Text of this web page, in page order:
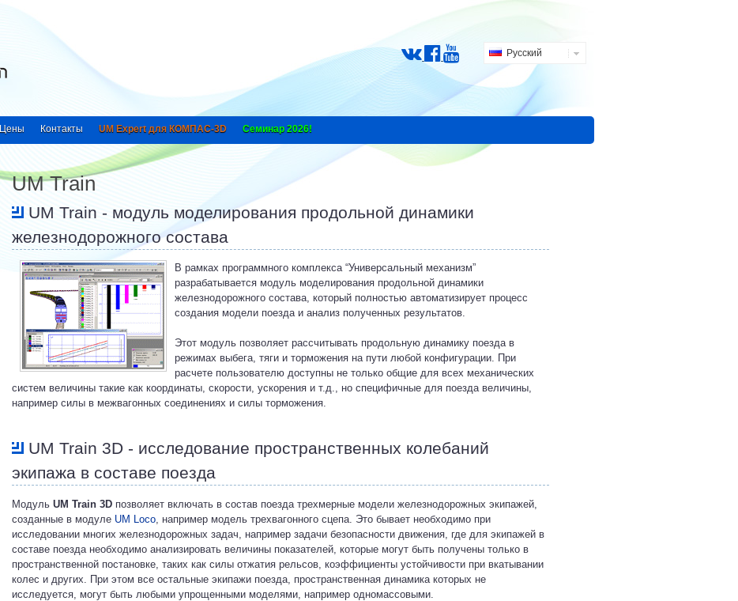
Русский
Цены Контакты UM Expert для КОМПАС-3D Семинар 2026!
UM Train
UM Train - модуль моделирования продольной динамики
железнодорожного состава
В рамках программного комплекса “Универсальный механизм”
разрабатывается модуль моделирования продольной динамики
железнодорожного состава, который полностью автоматизирует процесс
создания модели поезда и анализ полученных результатов.
Этот модуль позволяет рассчитывать продольную динамику поезда в
режимах выбега, тяги и торможения на пути любой конфигурации. При
расчете пользователю доступны не только общие для всех механических
систем величины такие как координаты, скорости, ускорения и т.д., но специфичные для поезда величины,
например силы в межвагонных соединениях и силы торможения.
UM Train 3D - исследование пространственных колебаний
экипажа в составе поезда
Модуль UM Train 3D позволяет включать в состав поезда трехмерные модели железнодорожных экипажей,
созданные в модуле UM Loco , например модель трехвагонного сцепа. Это бывает необходимо при
исследовании многих железнодорожных задач, например задачи безопасности движения, где для экипажей в
составе поезда необходимо анализировать величины показателей, которые могут быть получены только в
пространственной постановке, таких как силы отжатия рельсов, коэффициенты устойчивости при вкатывании
колес и других. При этом все остальные экипажи поезда, пространственная динамика которых не
исследуется, могут быть любыми упрощенными моделями, например одномассовыми.